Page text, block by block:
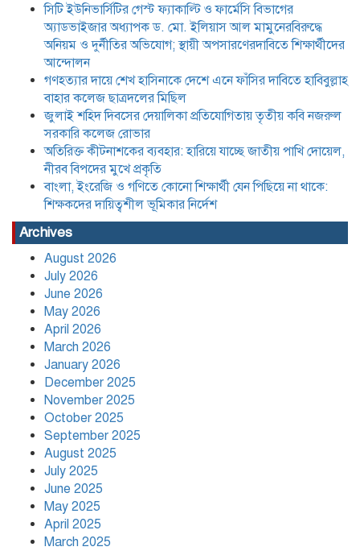
সিটি ইউনিভার্সিটির গেস্ট ফ্যাকাল্টি ও ফার্মেসি বিভাগের
অ্যাডভাইজার অধ্যাপক ড. মো. ইলিয়াস আল মামুনেরবিরুদ্ধে
অনিয়ম ও দুর্নীতির অভিযোগ; স্থায়ী অপসারণেরদাবিতে শিক্ষার্থীদের
আন্দোলন
গণহত্যার দায়ে শেখ হাসিনাকে দেশে এনে ফাঁসির দাবিতে হাবিবুল্লাহ
বাহার কলেজ ছাত্রদলের মিছিল
জুলাই শহিদ দিবসের দেয়ালিকা প্রতিযোগিতায় তৃতীয় কবি নজরুল
সরকারি কলেজ রোভার
অতিরিক্ত কীটনাশকের ব্যবহার: হারিয়ে যাচ্ছে জাতীয় পাখি দোয়েল,
নীরব বিপদের মুখে প্রকৃতি
বাংলা, ইংরেজি ও গণিতে কোনো শিক্ষার্থী যেন পিছিয়ে না থাকে:
শিক্ষকদের দায়িত্বশীল ভূমিকার নির্দেশ
Archives
August 2026
July 2026
June 2026
May 2026
April 2026
March 2026
January 2026
December 2025
November 2025
October 2025
September 2025
August 2025
July 2025
June 2025
May 2025
April 2025
March 2025